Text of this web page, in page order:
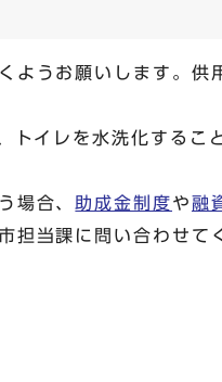
ようお願いします。供
イレを水洗化するこ
場合、 助成金制度や 融
担当課に問い合わせて